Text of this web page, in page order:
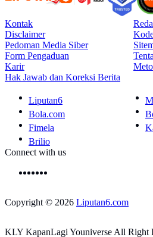
Kontak
Disclaimer
Pedoman Media Siber
Form Pengaduan
Karir
Hak Jawab dan Koreksi Berita
Liputan6
Bola.com
Fimela
Brilio
Connect with us
Copyright © 2026 Liputan6.com
KLY KapanLagi Youniverse All Right